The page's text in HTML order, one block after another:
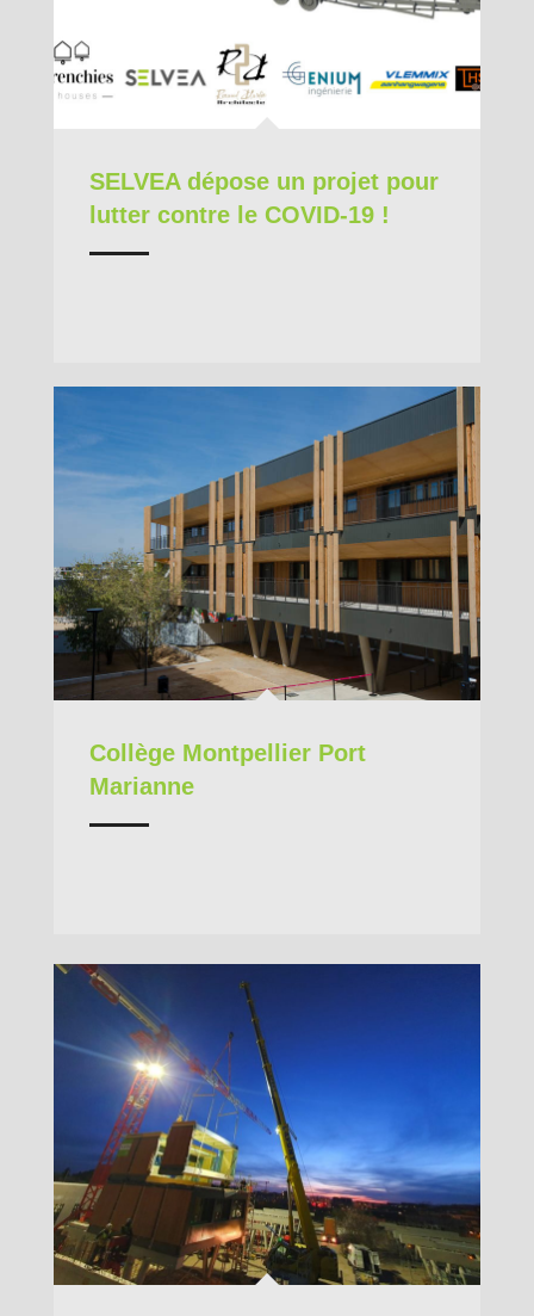
SELVEA dépose un projet pour
lutter contre le COVID-19 !
Collège Montpellier Port
Marianne